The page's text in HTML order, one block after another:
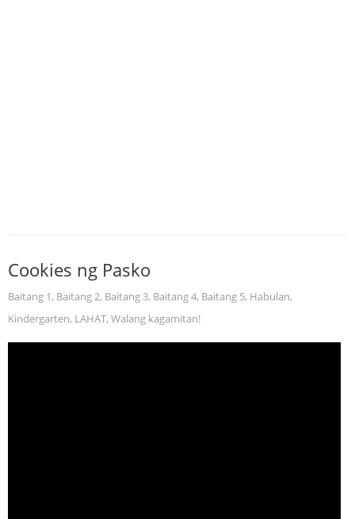
Cookies ng Pasko
Baitang 1, Baitang 2, Baitang 3, Baitang 4, Baitang 5, Habulan,
Kindergarten, LAHAT, Walang kagamitan!